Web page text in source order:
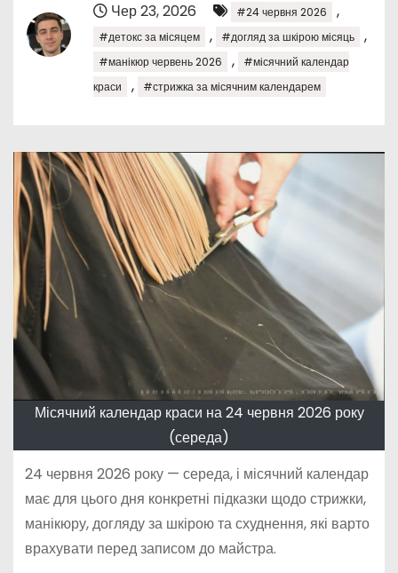
Чер 23, 2026 #24 червня 2026 ,
#детокс за місяцем , #догляд за шкірою місяць ,
#манікюр червень 2026 ,
#місячний календар
краси
, #стрижка за місячним календарем
Місячний календар краси на 24 червня 2026 року
(середа)
24 червня 2026 року — середа, і місячний календар
має для цього дня конкретні підказки щодо стрижки,
манікюру, догляду за шкірою та схуднення, які варто
врахувати перед записом до майстра.